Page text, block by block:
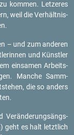
kom­men. Let­ze­res
weil die Ver­hält­nis­
– und zum an­de­ren
und Künst­ler
ein­sa­men Ar­beits­
Man­che Samm­
die so an­ders
Ver­än­de­rungs­ängs­
geht es halt letzt­lich